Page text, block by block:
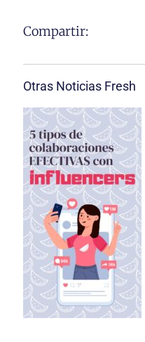
Compartir:
Otras Noticias Fresh